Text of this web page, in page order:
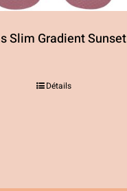
Slim Gradient Sunset
Détails